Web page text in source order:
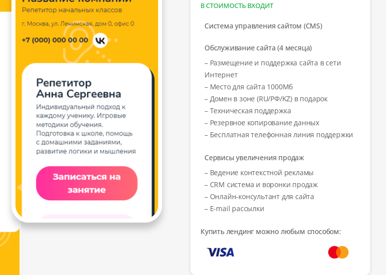
В СТОИМОСТЬ ВХОДИТ
Система управления сайтом (CMS)
Обслуживание сайта (4 месяца)
– Размещение и поддержка сайта в сети
Интернет
– Место для сайта 1000Мб
– Домен в зоне (RU/РФ/KZ) в подарок
– Техническая поддержка
– Резервное копирование данных
– Бесплатная телефонная линия поддержки
Сервисы увеличения продаж
– Ведение контекстной рекламы
– CRM система и воронки продаж
– Онлайн-консультант для сайта
– E-mail рассылки
Купить лендинг можно любым способом: